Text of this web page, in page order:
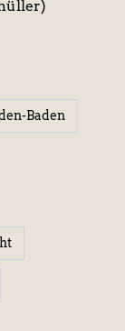
Baden